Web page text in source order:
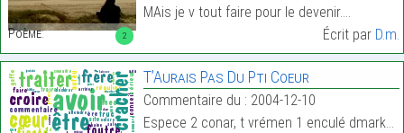
2
Poème:
MAis je v tout faire pour le devenir.…
Écrit par D.m.
T’Aurais Pas Du Pti Coeur
Commentaire du : 2004-12-10
Espece 2 conar, t vrémen 1 enculé dmarké d truc ko…